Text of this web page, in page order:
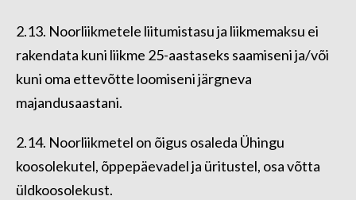
2.13. Noorliikmetele liitumistasu ja liikmemaksu ei
rakendata kuni liikme 25-aastaseks saamiseni ja/või
kuni oma ettevõtte loomiseni järgneva
majandusaastani.
2.14. Noorliikmetel on õigus osaleda Ühingu
koosolekutel, õppepäevadel ja üritustel, osa võtta
üldkoosolekust.